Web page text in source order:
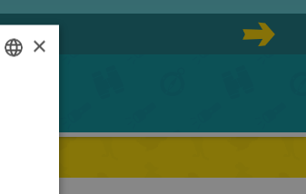
×